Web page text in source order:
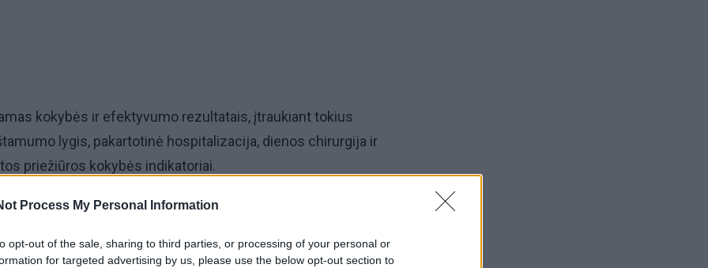
Process My Personal Information
opt-out of the sale, sharing to third parties, or processing of your personal or
for targeted advertising by us, please use the below opt-out section to
kokybės ir efektyvumo rezultatais, įtraukiant tokius
lygis, pakartotinė hospitalizacija, dienos chirurgija ir
priežiūros kokybės indikatoriai.
kai RKL įsitvirtina aukščiausioje pozicijoje Lietuvoje – šis
sistemą.